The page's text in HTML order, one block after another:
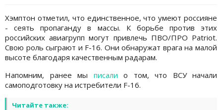
Хэмптон отметил, что единственное, что умеют россияне
- сеять пропаганду в массы. К борьбе против этих
российских авиагрупп могут привлечь ПВО/ПРО Patriot.
Свою роль сыграют и F-16. Они обнаружат врага на малой
высоте благодаря качественным радарам.
Напомним, ранее мы писали о том, что ВСУ начали
самоподготовку на истребители F-16.
Читайте также: